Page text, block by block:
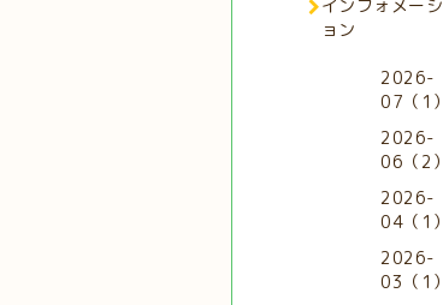
インフォメーシ
ョン
2026-
07（1）
2026-
06（2）
2026-
04（1）
2026-
03（1）